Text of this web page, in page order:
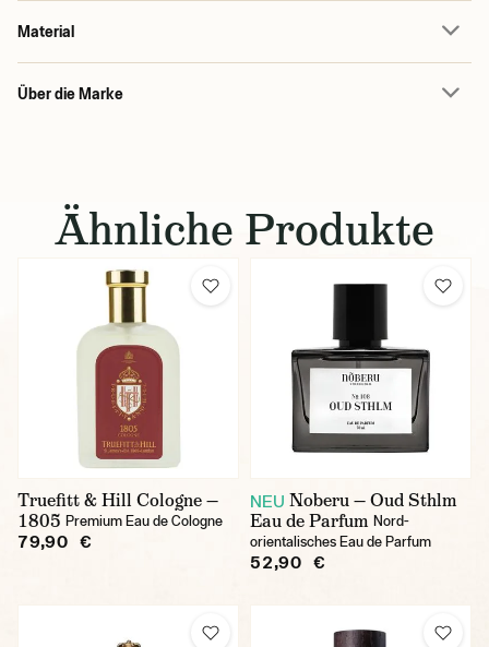
Material
Über die Marke
Ähnliche Produkte
Truefitt & Hill Cologne —
1805 Premium Eau de Cologne
79,90 €
NEU Noberu — Oud Sthlm
Eau de Parfum Nord-
orientalisches Eau de Parfum
52,90 €